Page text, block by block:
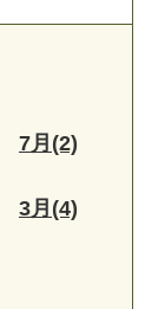
7月(2)
3月(4)